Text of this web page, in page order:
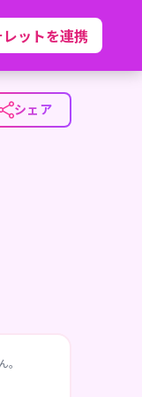
レットを連携
シェア